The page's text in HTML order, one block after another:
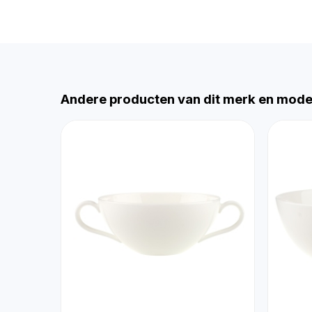
Andere producten van dit merk en